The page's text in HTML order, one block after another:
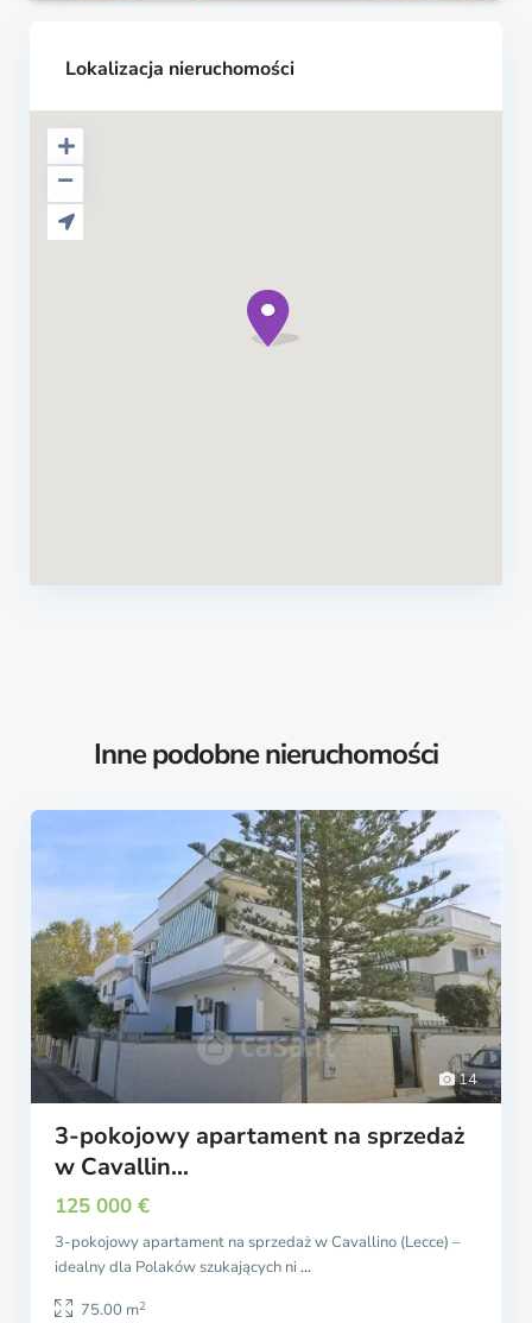
Lokalizacja nieruchomości
Inne podobne nieruchomości
14
3-pokojowy apartament na sprzedaż
w Cavallin...
125 000 €
3-pokojowy apartament na sprzedaż w Cavallino (Lecce) –
idealny dla Polaków szukających ni...
75.00 m2